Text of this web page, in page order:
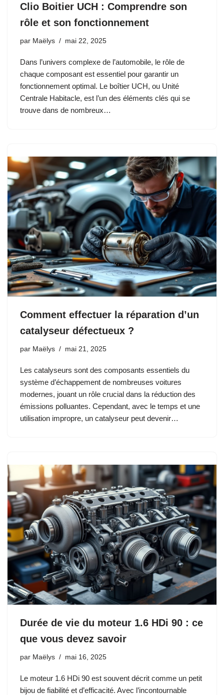
Clio Boitier UCH : Comprendre son
rôle et son fonctionnement
par Maëlys mai 22, 2025
Dans l’univers complexe de l’automobile, le rôle de
chaque composant est essentiel pour garantir un
fonctionnement optimal. Le boîtier UCH, ou Unité
Centrale Habitacle, est l’un des éléments clés qui se
trouve dans de nombreux…
Comment effectuer la réparation d’un
catalyseur défectueux ?
par Maëlys mai 21, 2025
Les catalyseurs sont des composants essentiels du
système d’échappement de nombreuses voitures
modernes, jouant un rôle crucial dans la réduction des
émissions polluantes. Cependant, avec le temps et une
utilisation impropre, un catalyseur peut devenir…
Durée de vie du moteur 1.6 HDi 90 : ce
que vous devez savoir
par Maëlys mai 16, 2025
Le moteur 1.6 HDi 90 est souvent décrit comme un petit
bijou de fiabilité et d’efficacité. Avec l’incontournable